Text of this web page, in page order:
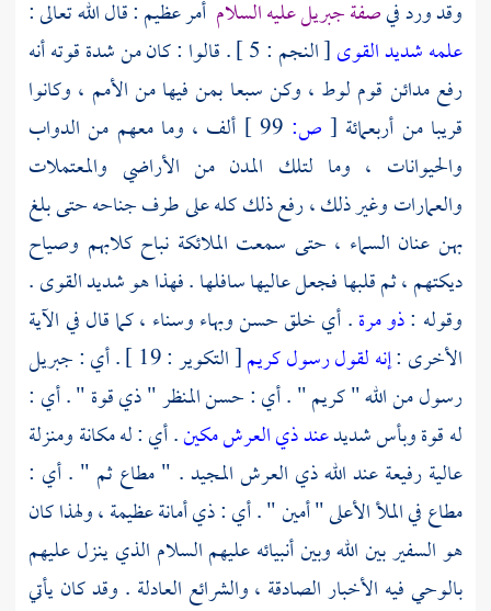
وقد ورد فيصفةجبريلعليه السلام أمر عظيم : قال الله تعالى :
علمه شديد القوى
[ النجم : 5 ] . قالوا : كان من شدة قوته أنه
رفعمدائن قوم لوط ، وكن سبعا بمن فيها من الأمم ، وكانوا
قريبا من أربعمائة [ ص:
ألف ، وما معهم من الدواب
والحيوانات ، وما لتلك المدن من الأراضي والمعتملات
والعمارات وغير ذلك ، رفع ذلك كله على طرف جناحه حتى بلغ
بهن عنان السماء ، حتى سمعت الملائكة نباح كلابهم وصياح
ديكتهم ، ثم قلبها فجعل عاليها سافلها . فهذا هو شديد القوى .
وقوله :ذو مرة. أي خلق حسن وبهاء وسناء ، كما قال في الآية
الأخرى :إنه لقول رسول كريم[ التكوير : 19 ] . أي :
جبريل
رسول من الله " كريم " . أي : حسن المنظر " ذي قوة " . أي :
له قوة وبأس شديدعند ذي العرش مكين. أي : له مكانة ومنزلة
عالية رفيعة عند الله ذي العرش المجيد . " مطاع ثم " . أي :
مطاع في الملأ الأعلى " أمين " . أي : ذي أمانة عظيمة ، ولهذا كان
هو السفير بين الله وبين أنبيائه عليهم السلام الذي ينزل عليهم
بالوحي فيه الأخبار الصادقة ، والشرائع العادلة . وقد كان يأتي